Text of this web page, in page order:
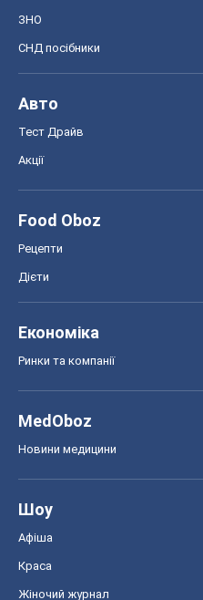
ЗНО
СНД посібники
Авто
Тест Драйв
Акції
Food Oboz
Рецепти
Дієти
Економіка
Ринки та компанії
MedOboz
Новини медицини
Шоу
Афіша
Краса
Жіночий журнал